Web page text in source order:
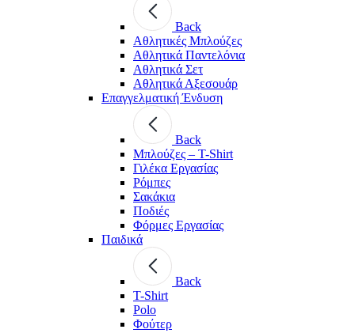
Back
Aθλητικές Μπλούζες
Αθλητικά Παντελόνια
Αθλητικά Σετ
Αθλητικά Αξεσουάρ
Επαγγελματική Ένδυση
Back
Μπλούζες – T-Shirt
Γιλέκα Εργασίας
Ρόμπες
Σακάκια
Ποδιές
Φόρμες Εργασίας
Παιδικά
Back
T-Shirt
Polo
Φούτερ